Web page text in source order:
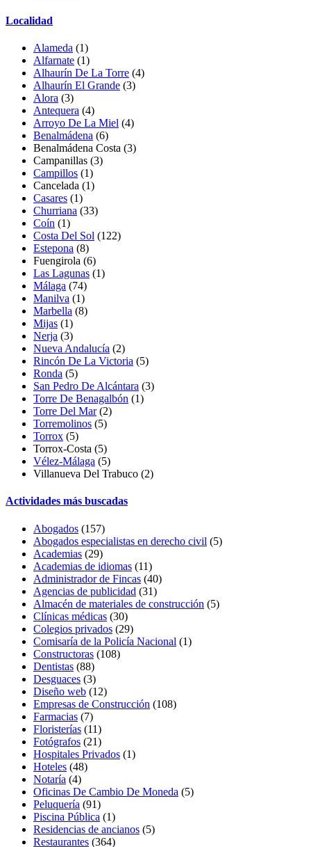
Localidad
Alameda (1)
Alfarnate (1)
Alhaurín De La Torre (4)
Alhaurín El Grande (3)
Alora (3)
Antequera (4)
Arroyo De La Miel (4)
Benalmádena (6)
Benalmádena Costa (3)
Campanillas (3)
Campillos (1)
Cancelada (1)
Casares (1)
Churriana (33)
Coín (1)
Costa Del Sol (122)
Estepona (8)
Fuengirola (6)
Las Lagunas (1)
Málaga (74)
Manilva (1)
Marbella (8)
Mijas (1)
Nerja (3)
Nueva Andalucía (2)
Rincón De La Victoria (5)
Ronda (5)
San Pedro De Alcántara (3)
Torre De Benagalbón (1)
Torre Del Mar(2)
Torremolinos (5)
Torrox (5)
Torrox-Costa (5)
Vélez-Málaga (5)
Villanueva Del Trabuco (2)
Actividades más buscadas
Abogados (157)
Abogados especialistas en derecho civil (5)
Academias (29)
Academias de idiomas (11)
Administrador de Fincas (40)
Agencias de publicidad (31)
Almacén de materiales de construcción (5)
Clínicas médicas (30)
Colegios privados (29)
Comisaría de la Policía Nacional (1)
Constructoras (108)
Dentistas (88)
Desguaces (3)
Diseño web (12)
Empresas de Construcción (108)
Farmacias (7)
Floristerías (11)
Fotógrafos (21)
Hospitales Privados (1)
Hoteles (48)
Notaría (4)
Oficinas De Cambio De Moneda (5)
Peluquería (91)
Piscina Pública (1)
Residencias de ancianos (5)
Restaurantes (364)